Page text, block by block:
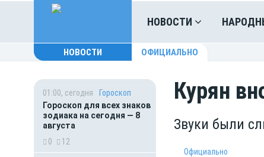
НОВОСТИ
НОВОСТИ ОФИЦИАЛЬНО
01:00, сегодня
Гороскоп
Гороскоп для всех знаков
зодиака на сегодня — 8
августа
0
12
Курян
Звуки были
Официально